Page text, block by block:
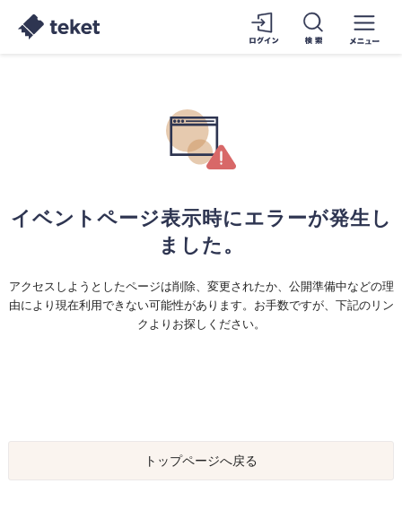
イベントページ表示時にエラーが発生し
ました。
アクセスしようとしたページは削除、変更されたか、公開準備中などの理
由により現在利用できない可能性があります。お手数ですが、下記のリン
クよりお探しください。
トップページへ戻る